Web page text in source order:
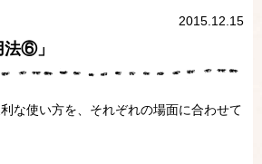
2015.12.15
法⑥」
な使い方を、それぞれの場面に合わせて